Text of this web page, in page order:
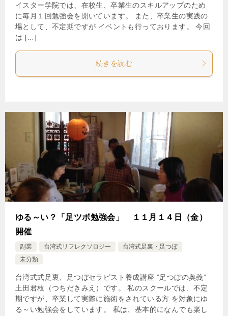
イスター学院では、在校生、卒業生のスキルアップのため
に毎月１回勉強会を開いています。 また、卒業生の実践の
場として、不定期ですが イベントも行っております。 今回
は […]
続きを読む
ゆる～い？「足ツボ勉強会」 １１月１４日（金）
開催
副業 台湾式リフレクソロジー
台湾式足裏・足つぼ
未分類
台湾式式足裏、足つぼセラピスト養成講座 ”足つぼの奥義”
土田君枝（つちだきみえ）です。 私のスクールでは、不定
期ですが、卒業して実際に施術をされている方 を対象にゆ
る～い勉強会をしています。 私は、基本的になんでも楽し